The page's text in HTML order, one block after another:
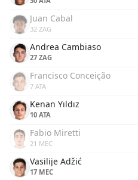
Juan Cabal
32 ZAG
Andrea Cambiaso
27 ZAG
Francisco Conceição
7 ATA
Kenan Yıldız
10 ATA
Fabio Miretti
21 MEC
Vasilije Adžić
17 MEC